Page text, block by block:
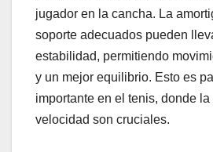
jugador en la cancha. La
soporte adecuados pueden
estabilidad, permitiendo
y un mejor equilibrio. Esto es
importante en el tenis, donde
velocidad son cruciales.